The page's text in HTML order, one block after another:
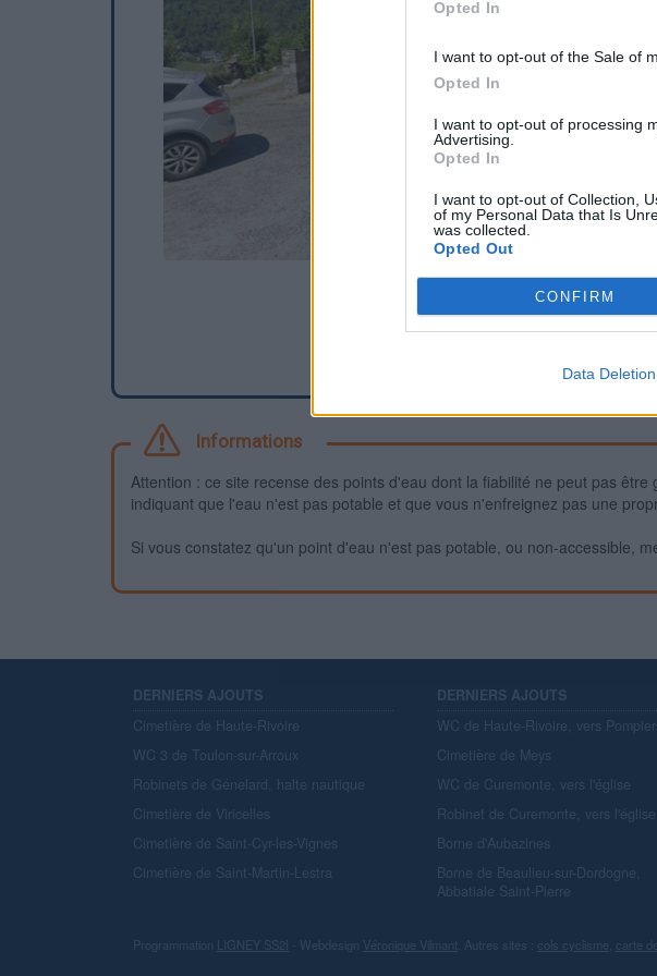
Opted In
I want to opt-out of the Sale of
Opted In
I want to opt-out of processing
Advertising.
Opted In
I want to opt-out of Collection,
of my Personal Data that Is
was collected.
Opted Out
CONFIRM
Data Deletion
Informations
Attention : ce site recense des points d'eau dont la fiabilité ne peut pas
indiquant que l'eau n'est pas potable et que vous n'enfreignez pas une
Si vous constatez qu'un point d'eau n'est pas potable, ou non-accessible,
DERNIERS AJOUTS
Cimetière de Haute-Rivoire
WC 3 de Toulon-sur-Arroux
Robinets de Génelard, halte nautique
Cimetière de Viricelles
Cimetière de Saint-Cyr-les-Vignes
Cimetière de Saint-Martin-Lestra
DERNIERS AJOUTS
WC de Haute-Rivoire, vers
Cimetière de Meys
WC de Curemonte, vers l'église
Robinet de Curemonte, vers l'église
Borne d'Aubazines
Borne de Beaulieu-sur-Dordogne,
Abbatiale Saint-Pierre
Programmation LIGNEY SS2I - Webdesign Véronique Vilmant . Autres sites : cols cyclisme carte